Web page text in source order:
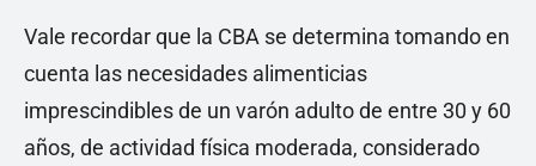
Vale recordar que la CBA se determina tomando en
cuenta las necesidades alimenticias
imprescindibles de un varón adulto de entre 30 y 60
años, de actividad física moderada, considerado